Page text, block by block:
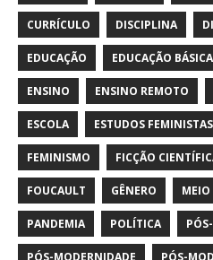
CURRÍCULO DISCIPLINA
EDUCAÇÃO EDUCAÇÃO BÁSICA
ENSINO ENSINO REMOTO
ESCOLA ESTUDOS FEMINISTAS
FEMINISMO FICÇÃO
FOUCAULT GÊNERO MEIO
PANDEMIA POLÍTICA
PÓS-MODERNIDADE PÓS-